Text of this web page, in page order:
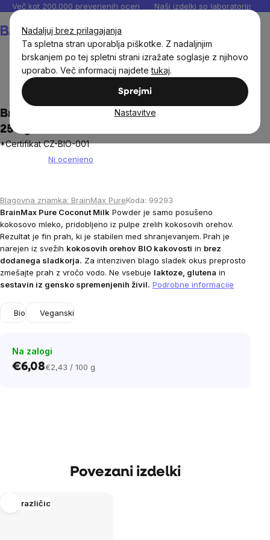
Nadaljuj brez prilagajanja
Ta spletna stran uporablja piškotke. Z nadaljnjim
brskanjem po tej spletni strani izražate soglasje z njihovo
uporabo. Več informacij najdetetukaj.
Sprejmi
Nastavitve
Preskoči
vsebino
Več kot 200.000 preverjenih ocen Naši izdelki so laboratorijsko
Živila za vegane
BrainMax Pure® Coconut milk BIO v prahu,
250 g
*Certifikat CZ-BIO-001
rating
is
0,0
out
of
5
stars.
Ni ocenjeno
Blagovna znamka: BrainMax PureKoda: 99293
BrainMax Pure Coconut Milk Powder je samo posušeno
kokosovo mleko, pridobljeno iz pulpe zrelih kokosovih orehov.
Rezultat je fin prah, ki je stabilen med shranjevanjem. Prah je
narejen iz svežih kokosovih orehov BIO kakovosti in brez
dodanega sladkorja. Za intenziven blago sladek okus preprosto
zmešajte prah z vročo vodo. Ne vsebuje laktoze, glutena in
sestavin iz gensko spremenjenih živil. Podrobne informacije
Bio Veganski
Na zalogi
€6,08Cena
€2,43 / 100 g
Povezani izdelki
Več različic